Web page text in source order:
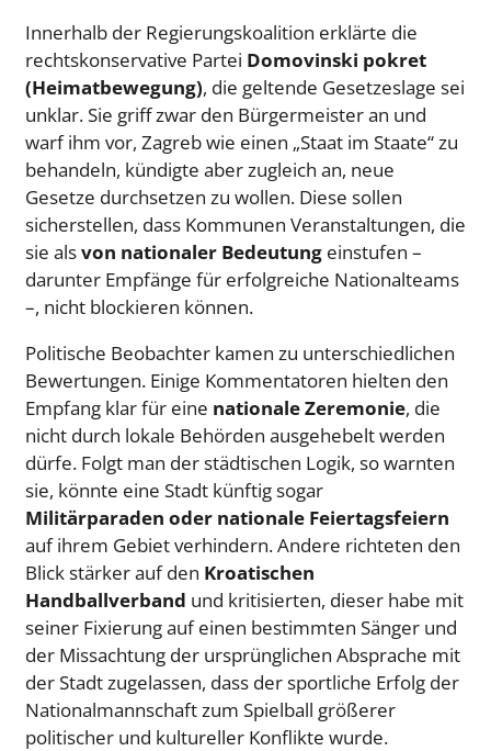
Innerhalb der Regierungskoalition erklärte die
rechtskonservative Partei Domovinski pokret
(Heimatbewegung), die geltende Gesetzeslage sei
unklar. Sie griff zwar den Bürgermeister an und
warf ihm vor, Zagreb wie einen „Staat im Staate“ zu
behandeln, kündigte aber zugleich an, neue
Gesetze durchsetzen zu wollen. Diese sollen
sicherstellen, dass Kommunen Veranstaltungen, die
sie alsvon nationaler Bedeutung einstufen –
darunter Empfänge für erfolgreiche Nationalteams
–, nicht blockieren können.
Politische Beobachter kamen zu unterschiedlichen
Bewertungen. Einige Kommentatoren hielten den
Empfang klar für eine nationale Zeremonie, die
nicht durch lokale Behörden ausgehebelt werden
dürfe. Folgt man der städtischen Logik, so warnten
sie, könnte eine Stadt künftig sogar
Militärparaden oder nationale Feiertagsfeiern
auf ihrem Gebiet verhindern. Andere richteten den
Blick stärker auf den Kroatischen
Handballverband und kritisierten, dieser habe mit
seiner Fixierung auf einen bestimmten Sänger und
der Missachtung der ursprünglichen Absprache mit
der Stadt zugelassen, dass der sportliche Erfolg der
Nationalmannschaft zum Spielball größerer
politischer und kultureller Konflikte wurde.